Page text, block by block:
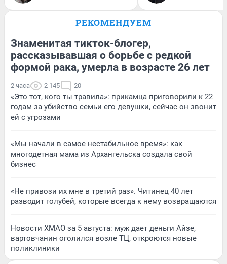
РЕКОМЕНДУЕМ
Знаменитая тикток-блогер,
рассказывавшая о борьбе с редкой
формой рака, умерла в возрасте 26 лет
2 часа 2 145 20
«Это тот, кого ты травила»: прикамца приговорили к 22
годам за убийство семьи его девушки, сейчас он звонит
ей с угрозами
«Мы начали в самое нестабильное время»: как
многодетная мама из Архангельска создала свой
бизнес
«Не привози их мне в третий раз». Читинец 40 лет
разводит голубей, которые всегда к нему возвращаются
Новости ХМАО за 5 августа: муж дает деньги Айзе,
вартовчанин оголился возле ТЦ, откроются новые
поликлиники